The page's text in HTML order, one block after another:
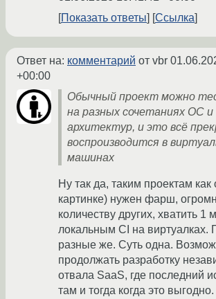
Показать ответы
Ссылка
Ответ на: комментарий от vbr
+00:00
Обычный проект можно
на разных сочетаниях ОС и
архитектур, и это всё
воспроизводится в
машинах
Ну так да, таким проектам
картинке) нужен фарш,
количеству других, хватить 1
локальным CI на виртуалках.
разные же. Суть одна.
продолжать разработку
отвала SaaS, где последний
там и тогда когда это